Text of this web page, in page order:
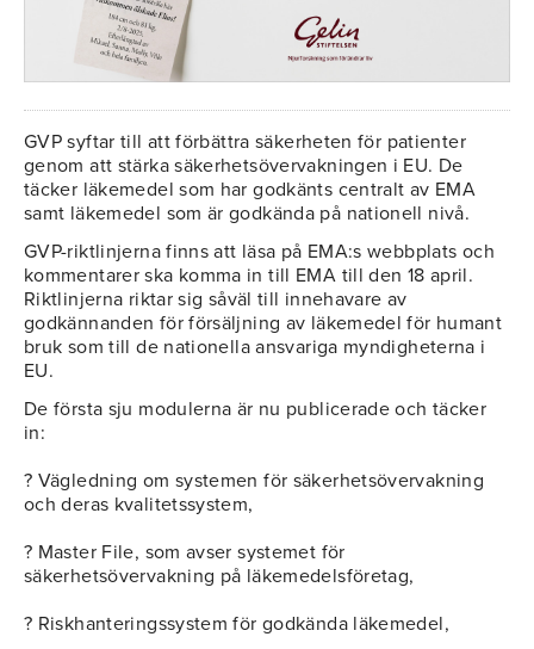
GVP syftar till att förbättra säkerheten för patienter
genom att stärka säkerhetsövervakningen i EU. De
täcker läkemedel som har godkänts centralt av EMA
samt läkemedel som är godkända på nationell nivå.
GVP-riktlinjerna finns att läsa på EMA:s webbplats och
kommentarer ska komma in till EMA till den 18 april.
Riktlinjerna riktar sig såväl till innehavare av
godkännanden för försäljning av läkemedel för humant
bruk som till de nationella ansvariga myndigheterna i
EU.
De första sju modulerna är nu publicerade och täcker
in:
? Vägledning om systemen för säkerhetsövervakning
och deras kvalitetssystem,
? Master File, som avser systemet för
säkerhetsövervakning på läkemedelsföretag,
? Riskhanteringssystem för godkända läkemedel,